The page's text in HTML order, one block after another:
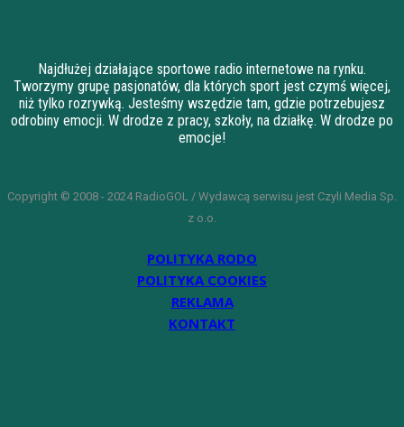
Najdłużej działające sportowe radio internetowe na rynku.
Tworzymy grupę pasjonatów, dla których sport jest czymś więcej,
niż tylko rozrywką. Jesteśmy wszędzie tam, gdzie potrzebujesz
odrobiny emocji. W drodze z pracy, szkoły, na działkę. W drodze po
emocje!
Copyright © 2008 - 2024 RadioGOL / Wydawcą serwisu jest Czyli Media Sp.
z o.o.
POLITYKA RODO
POLITYKA COOKIES
REKLAMA
KONTAKT